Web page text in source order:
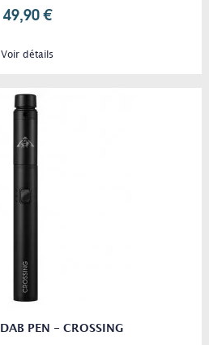
49,90 €
Voir détails
PEN - CROSSING